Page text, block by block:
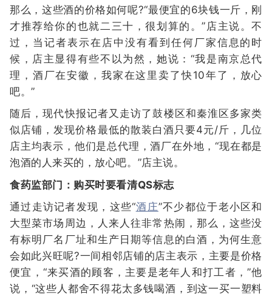
那么，这些酒的价格如何呢?“最便宜的6块钱一斤，刚
才推荐给你的也就二三十，很划算的。”店主说。不
过，当记者表示在店中没有看到任何厂家信息的时
候，店主显得有些不以为然，她说：“我是南京总代
理，酒厂在安徽，我家在这里卖了快10年了，放心
吧。”
随后，现代快报记者又走访了鼓楼区和秦淮区多家类
似店铺，发现价格最低的散装白酒只要4元/斤，几位
店主均表示，他们是总代理，酒厂在外地，“现在都是
泡酒的人来买的，放心吧。”店主说。
食药监部门：购买时要看清QS标志
通过走访记者发现，这些“酒庄”不少都位于老小区和
大型菜市场周边，人来人往非常热闹，那么，这些没
有标明厂名厂址和生产日期等信息的白酒，为何生意
会如此兴旺呢?一间相邻店铺的店主表示，主要是价格
便宜，“来买酒的顾客，主要是老年人和打工者，”他
说，“这些人都舍不得花太多钱喝酒，到这一买一塑料